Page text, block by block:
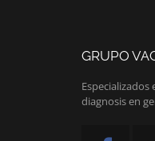
GRUPO
diagnosis en